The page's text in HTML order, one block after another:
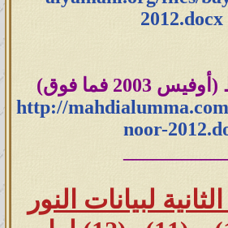
الكُتب
للكمبيوتر:
البيانات الغير
مؤرخة
2012.docx
2003 فما فوق)
http://mahdialumma
noor-
لبيانات النور